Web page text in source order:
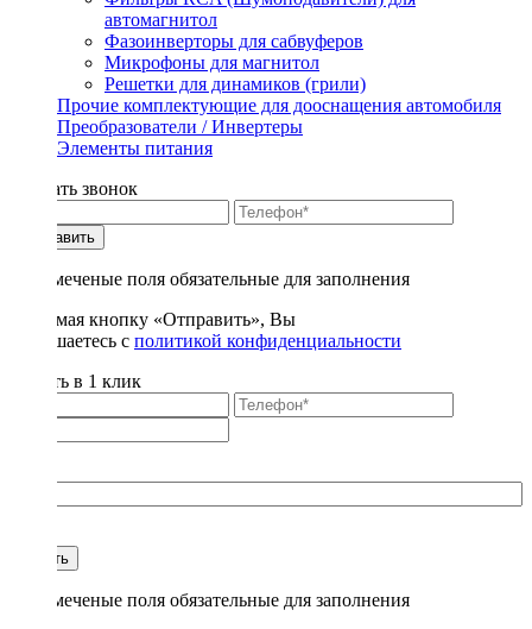
автомагнитол
Фазоинверторы для сабвуферов
Микрофоны для магнитол
Решетки для динамиков (грили)
Прочие комплектующие для дооснащения автомобиля
Преобразователи / Инвертеры
Элементы питания
Заказать звонок
Отправить
* - отмеченые поля обязательные для заполнения
Нажимая кнопку «Отправить», Вы
соглашаетесь с политикой конфиденциальности
Купить в 1 клик
Купить
* - отмеченые поля обязательные для заполнения